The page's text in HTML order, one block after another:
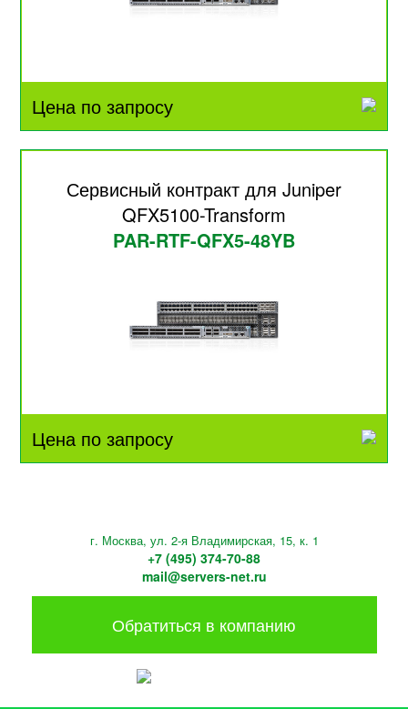
Цена по запросу
Сервисный контракт для Juniper
QFX5100-Transform
PAR-RTF-QFX5-48YB
Цена по запросу
г. Москва, ул. 2-я Владимирская, 15, к. 1
+7 (495) 374-70-88
mail@servers-net.ru
Обратиться в компанию